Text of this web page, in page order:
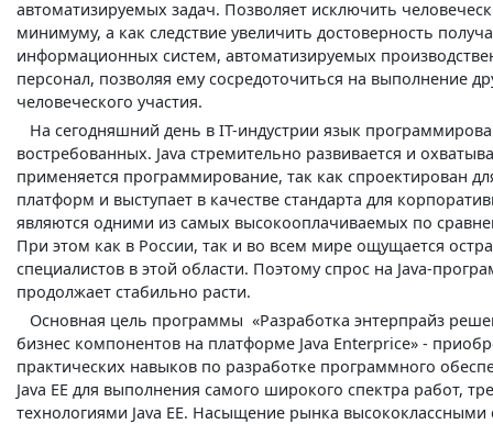
автоматизируемых задач. Позволяет исключить
минимуму, а как следствие увеличить достоверность
информационных систем, автоматизируемых
персонал, позволяя ему сосредоточиться на выполнение
человеческого участия.
На сегодняшний день в IT-индустрии язык
востребованных. Java стремительно развивается и
применяется программирование, так как спроектирован
платформ и выступает в качестве стандарта для
являются одними из самых высокооплачиваемых по
При этом как в России, так и во всем мире ощущается
специалистов в этой области. Поэтому спрос на Java-
продолжает стабильно расти.
Основная цель программы «Разработка энтерпрайз
бизнес компонентов на платформе Java Enterprice» -
практических навыков по разработке программного
Java EE для выполнения самого широкого спектра работ,
технологиями Java EE. Насыщение рынка высококлассными